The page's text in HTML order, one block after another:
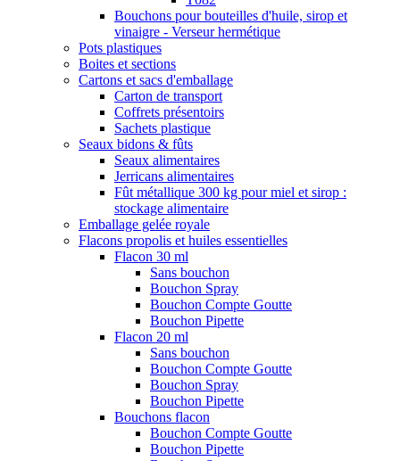
Bouchons pour bouteilles d'huile, sirop et
vinaigre - Verseur hermétique
Pots plastiques
Boites et sections
Cartons et sacs d'emballage
Carton de transport
Coffrets présentoirs
Sachets plastique
Seaux bidons & fûts
Seaux alimentaires
Jerricans alimentaires
Fût métallique 300 kg pour miel et sirop :
stockage alimentaire
Emballage gelée royale
Flacons propolis et huiles essentielles
Flacon 30 ml
Sans bouchon
Bouchon Spray
Bouchon Compte Goutte
Bouchon Pipette
Flacon 20 ml
Sans bouchon
Bouchon Compte Goutte
Bouchon Spray
Bouchon Pipette
Bouchons flacon
Bouchon Compte Goutte
Bouchon Pipette